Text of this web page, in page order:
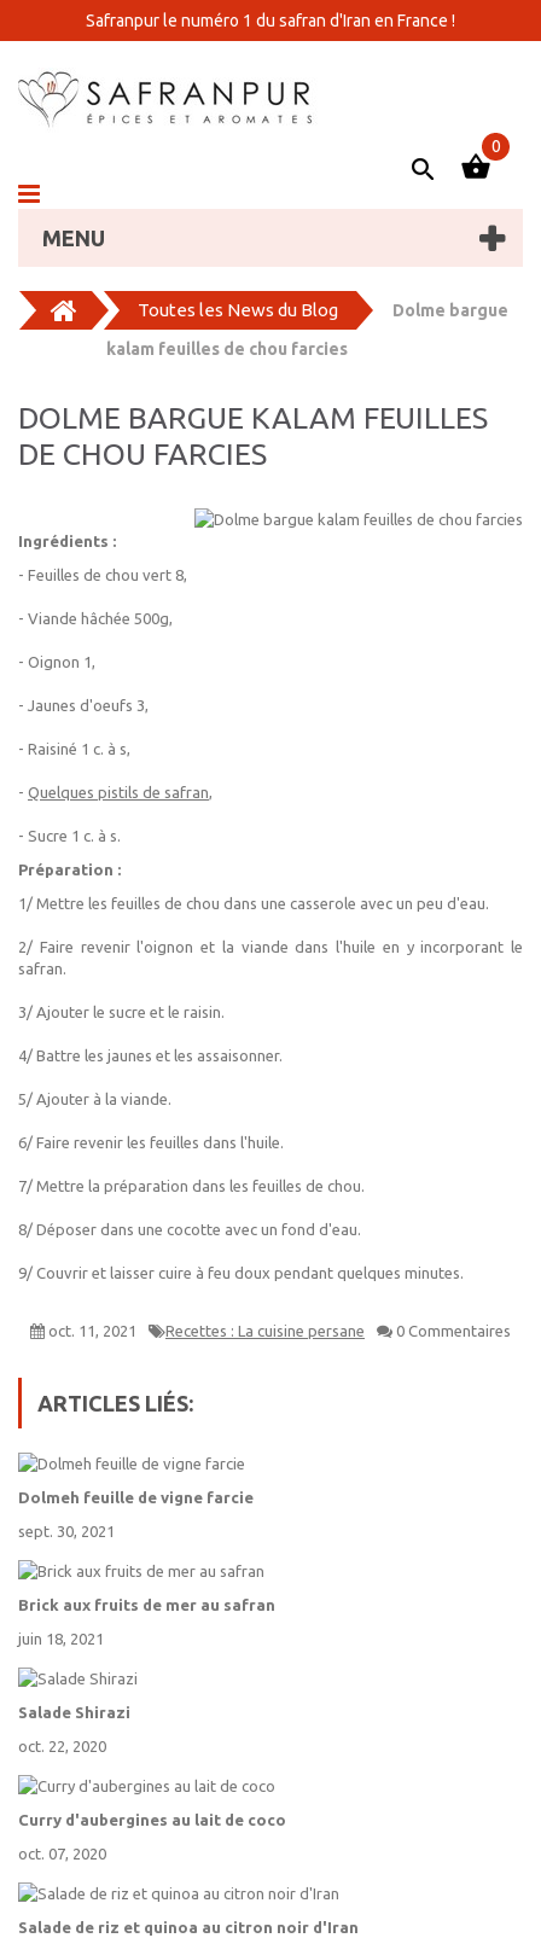
Safranpur le numéro 1 du safran d'Iran en France !
0
MENU
Toutes les News du Blog
Dolme bargue
kalam feuilles de chou farcies
DOLME BARGUE KALAM FEUILLES
DE CHOU FARCIES
Ingrédients :
- Feuilles de chou vert 8,
- Viande hâchée 500g,
- Oignon 1,
- Jaunes d'oeufs 3,
- Raisiné 1 c. à s,
- Quelques pistils de safran,
- Sucre 1 c. à s.
Préparation :
1/ Mettre les feuilles de chou dans une casserole avec un peu d'eau.
2/ Faire revenir l'oignon et la viande dans l'huile en y incorporant le
safran.
3/ Ajouter le sucre et le raisin.
4/ Battre les jaunes et les assaisonner.
5/ Ajouter à la viande.
6/ Faire revenir les feuilles dans l'huile.
7/ Mettre la préparation dans les feuilles de chou.
8/ Déposer dans une cocotte avec un fond d'eau.
9/ Couvrir et laisser cuire à feu doux pendant quelques minutes.
oct. 11, 2021 Recettes : La cuisine persane 0 Commentaires
ARTICLES LIÉS:
Dolmeh feuille de vigne farcie
sept. 30, 2021
Brick aux fruits de mer au safran
juin 18, 2021
Salade Shirazi
oct. 22, 2020
Curry d'aubergines au lait de coco
oct. 07, 2020
Salade de riz et quinoa au citron noir d'Iran